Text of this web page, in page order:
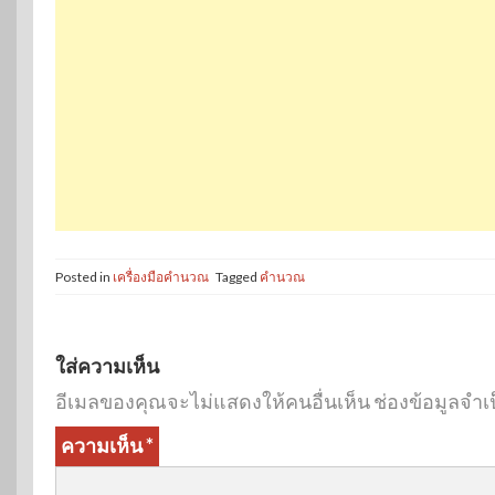
Posted in เครื่องมือคำนวณ Tagged คำนวณ
ใส่ความเห็น
อีเมลของคุณจะไม่แสดงให้คนอื่นเห็นช่องข้อมูลจำ
ความเห็น*